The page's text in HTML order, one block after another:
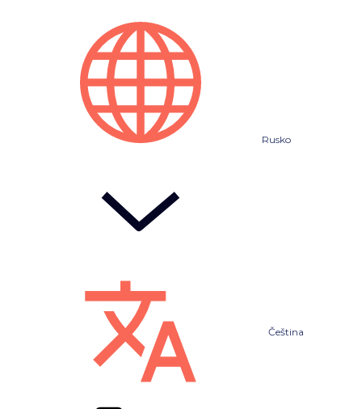
Rusko
Čeština